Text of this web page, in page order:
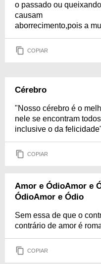
o passado ou
causam
aborrecimento,pois a
COPIAR
Cérebro
"Nosso cérebro é o
nele se encontram
inclusive o da
COPIAR
Amor e ÓdioAmor e
ÓdioAmor e Ódio
Sem essa de que o
contrário de amor é
COPIAR